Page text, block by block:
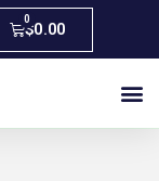
$0.00
0